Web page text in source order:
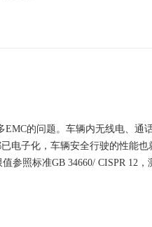
的问题。车辆内无线电、通
子化，车辆安全行驶的性能
照标准GB 34660/ CISPR 12，